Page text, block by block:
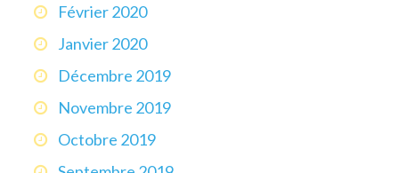
Février 2020
Janvier 2020
Décembre 2019
Novembre 2019
Octobre 2019